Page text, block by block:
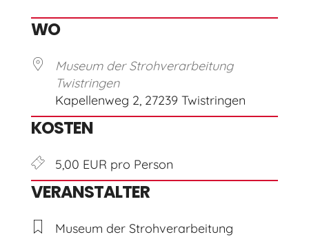
WO
Museum der Strohverarbeitung
Twistringen
Kapellenweg 2, 27239 Twistringen
KOSTEN
5,00 EUR pro Person
VERANSTALTER
Museum der Strohverarbeitung